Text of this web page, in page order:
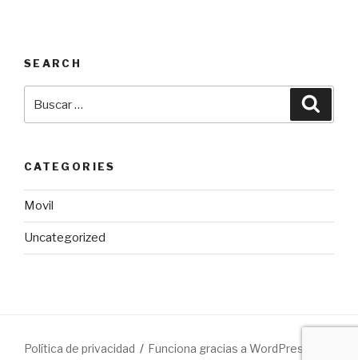
SEARCH
CATEGORIES
Movil
Uncategorized
Política de privacidad Funciona gracias a WordPress